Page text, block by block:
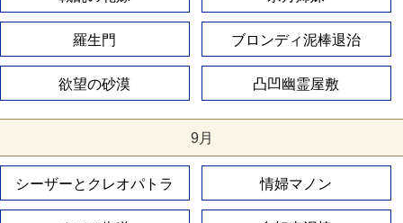
羅生門 ブロンディ泥棒退治
欲望の砂漠 凸凹幽霊屋敷
9月
シーザーとクレオパトラ 情婦マノン